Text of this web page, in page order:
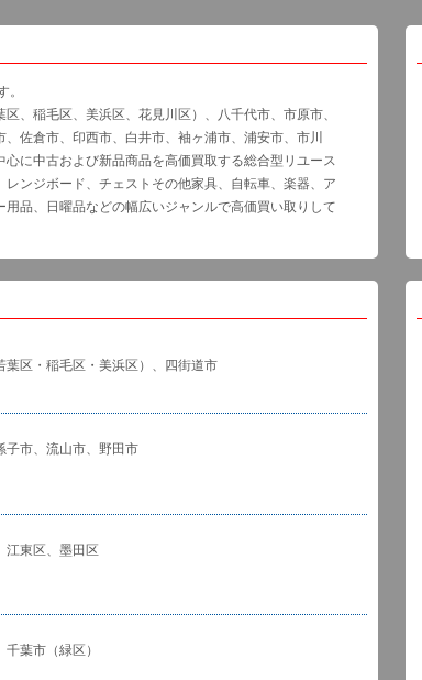
。
、稲毛区、美浜区、花見川区）、八千代市、市原市、
佐倉市、印西市、白井市、袖ヶ浦市、浦安市、市川
に中古および新品商品を高価買取する総合型リユース
ンジボード、チェストその他家具、自転車、楽器、ア
品、日曜品などの幅広いジャンルで高価買い取りして
区・稲毛区・美浜区）、四街道市
市、流山市、野田市
東区、墨田区
葉市（緑区）